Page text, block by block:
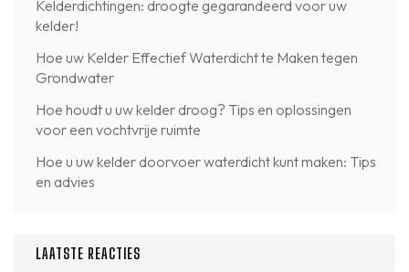
Kelderdichtingen: droogte gegarandeerd voor uw
kelder!
Hoe uw Kelder Effectief Waterdicht te Maken tegen
Grondwater
Hoe houdt u uw kelder droog? Tips en oplossingen
voor een vochtvrije ruimte
Hoe u uw kelder doorvoer waterdicht kunt maken: Tips
en advies
LAATSTE REACTIES